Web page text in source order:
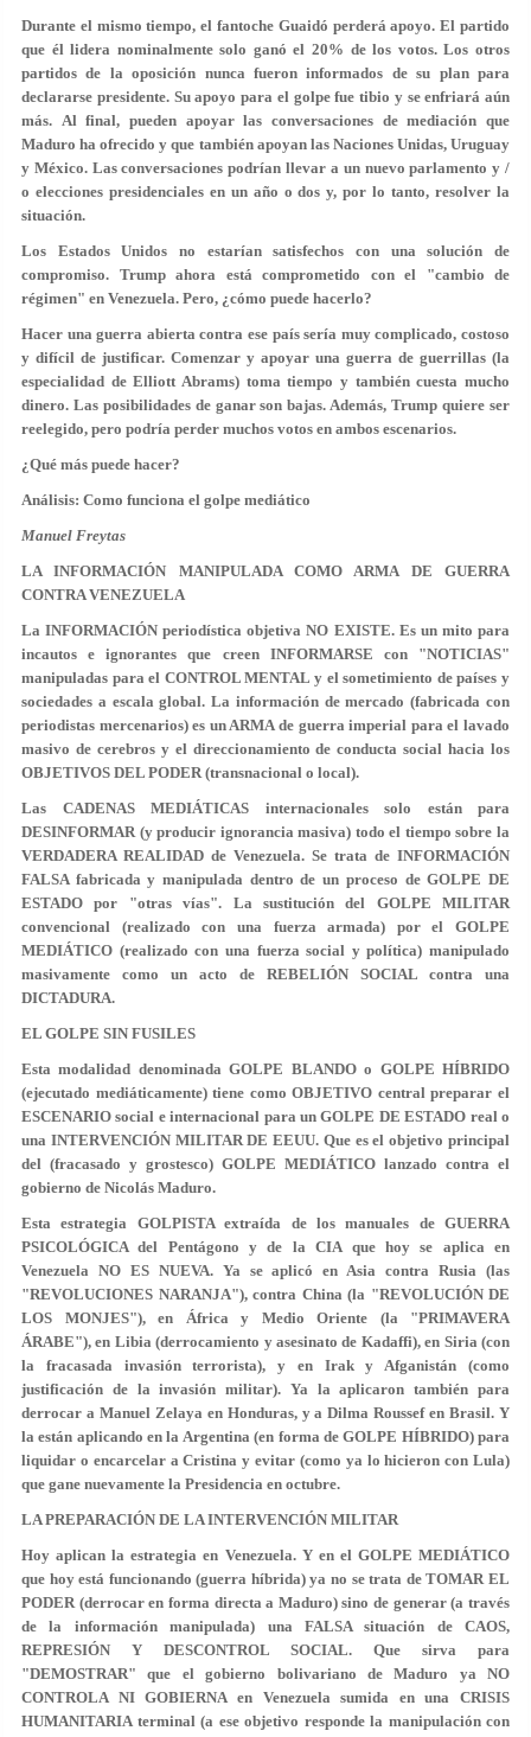
Durante el mismo tiempo, el fantoche Guaidó perderá apoyo. El partido
que él lidera nominalmente solo ganó el 20% de los votos. Los otros
partidos de la oposición nunca fueron informados de su plan para
declararse presidente. Su apoyo para el golpe fue tibio y se enfriará aún
más. Al final, pueden apoyar las conversaciones de mediación que
Maduro ha ofrecido y que también apoyan las Naciones Unidas, Uruguay
y México. Las conversaciones podrían llevar a un nuevo parlamento y /
o elecciones presidenciales en un año o dos y, por lo tanto, resolver la
situación.
Los Estados Unidos no estarían satisfechos con una solución de
compromiso. Trump ahora está comprometido con el "cambio de
régimen" en Venezuela. Pero, ¿cómo puede hacerlo?
Hacer una guerra abierta contra ese país sería muy complicado, costoso
y difícil de justificar. Comenzar y apoyar una guerra de guerrillas (la
especialidad de Elliott Abrams) toma tiempo y también cuesta mucho
dinero. Las posibilidades de ganar son bajas. Además, Trump quiere ser
reelegido, pero podría perder muchos votos en ambos escenarios.
¿Qué más puede hacer?
Análisis: Como funciona el golpe mediático
Manuel Freytas
LA INFORMACIÓN MANIPULADA COMO ARMA DE GUERRA
CONTRA VENEZUELA
La INFORMACIÓN periodística objetiva NO EXISTE. Es un mito para
incautos e ignorantes que creen INFORMARSE con "NOTICIAS"
manipuladas para el CONTROL MENTAL y el sometimiento de países y
sociedades a escala global. La información de mercado (fabricada con
periodistas mercenarios) es un ARMA de guerra imperial para el lavado
masivo de cerebros y el direccionamiento de conducta social hacia los
OBJETIVOS DEL PODER (transnacional o local).
Las CADENAS MEDIÁTICAS internacionales solo están para
DESINFORMAR (y producir ignorancia masiva) todo el tiempo sobre la
VERDADERA REALIDAD de Venezuela. Se trata de INFORMACIÓN
FALSA fabricada y manipulada dentro de un proceso de GOLPE DE
ESTADO por "otras vías". La sustitución del GOLPE MILITAR
convencional (realizado con una fuerza armada) por el GOLPE
MEDIÁTICO (realizado con una fuerza social y política) manipulado
masivamente como un acto de REBELIÓN SOCIAL contra una
DICTADURA.
EL GOLPE SIN FUSILES
Esta modalidad denominada GOLPE BLANDO o GOLPE HÍBRIDO
(ejecutado mediáticamente) tiene como OBJETIVO central preparar el
ESCENARIO social e internacional para un GOLPE DE ESTADO real o
una INTERVENCIÓN MILITAR DE EEUU. Que es el objetivo principal
del (fracasado y grostesco) GOLPE MEDIÁTICO lanzado contra el
gobierno de Nicolás Maduro.
Esta estrategia GOLPISTA extraída de los manuales de GUERRA
PSICOLÓGICA del Pentágono y de la CIA que hoy se aplica en
Venezuela NO ES NUEVA. Ya se aplicó en Asia contra Rusia (las
"REVOLUCIONES NARANJA"), contra China (la "REVOLUCIÓN DE
LOS MONJES"), en África y Medio Oriente (la "PRIMAVERA
ÁRABE"), en Libia (derrocamiento y asesinato de Kadaffi), en Siria (con
la fracasada invasión terrorista), y en Irak y Afganistán (como
justificación de la invasión militar). Ya la aplicaron también para
derrocar a Manuel Zelaya en Honduras, y a Dilma Roussef en Brasil. Y
la están aplicando en la Argentina (en forma de GOLPE HÍBRIDO) para
liquidar o encarcelar a Cristina y evitar (como ya lo hicieron con Lula)
que gane nuevamente la Presidencia en octubre.
LA PREPARACIÓN DE LA INTERVENCIÓN MILITAR
Hoy aplican la estrategia en Venezuela. Y en el GOLPE MEDIÁTICO
que hoy está funcionando (guerra híbrida) ya no se trata de TOMAR EL
PODER (derrocar en forma directa a Maduro) sino de generar (a través
de la información manipulada) una FALSA situación de CAOS,
REPRESIÓN Y DESCONTROL SOCIAL. Que sirva para
"DEMOSTRAR" que el gobierno bolivariano de Maduro ya NO
CONTROLA NI GOBIERNA en Venezuela sumida en una CRISIS
HUMANITARIA terminal (a ese objetivo responde la manipulación con